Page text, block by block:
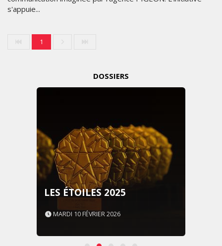
s'appuie...
1
DOSSIERS
LES ÉTOILES 2025
MARDI 10 FÉVRIER 2026